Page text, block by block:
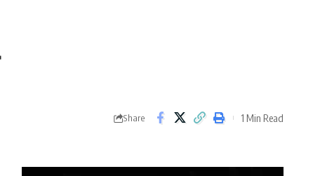
Share 1 Min Read